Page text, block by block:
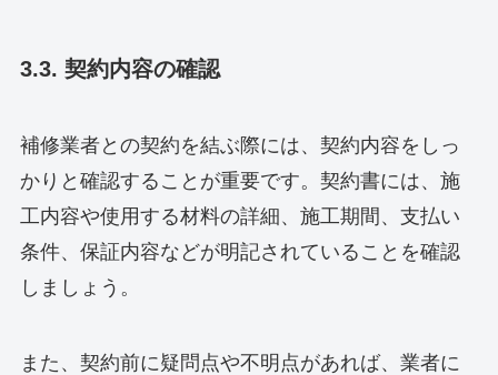
3.3. 契約内容の確認
補修業者との契約を結ぶ際には、契約内容をしっ
かりと確認することが重要です。契約書には、施
工内容や使用する材料の詳細、施工期間、支払い
条件、保証内容などが明記されていることを確認
しましょう。
また、契約前に疑問点や不明点があれば、業者に